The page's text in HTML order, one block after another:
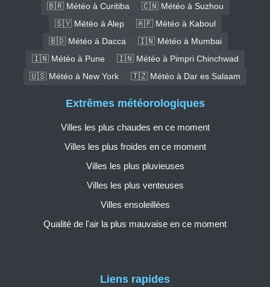
🇧🇷 Météo à Curitiba
🇨🇳 Météo à Suzhou
🇸🇾 Météo à Alep
🇦🇫 Météo à Kaboul
🇧🇩 Météo à Dacca
🇮🇳 Météo à Mumbai
🇮🇳 Météo à Pune
🇮🇳 Météo à Pimpri Chinchwad
🇺🇸 Météo à New York
🇹🇿 Météo à Dar es Salaam
Liens rapides
Extrêmes météorologiques
Villes les plus chaudes en ce moment
Villes les plus froides en ce moment
Villes les plus pluvieuses
Villes les plus venteuses
Villes ensoleillées
Qualité de l'air la plus mauvaise en ce moment